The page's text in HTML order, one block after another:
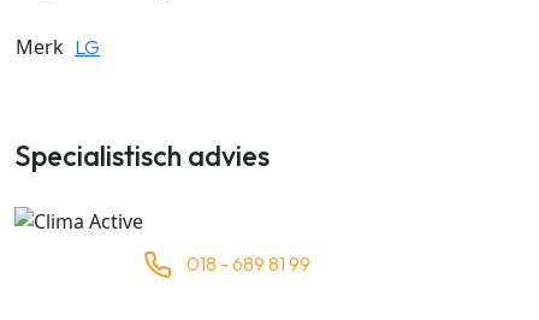
Merk LG
Specialistisch advies
018 - 689 81 99